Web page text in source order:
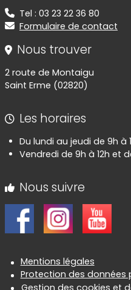
Tel : 03 23 22 36 80
Formulaire de contact
Nous trouver
2 route de Montaigu
Saint Erme (02820)
Les horaires
Du lundi au jeudi de 9h à
Vendredi de 9h à 12h et
Nous suivre
Informations
Mentions légales
Protection des données